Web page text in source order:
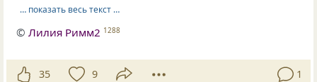
… показать весь текст …
©Лилия Римм2 1288
35 9 1